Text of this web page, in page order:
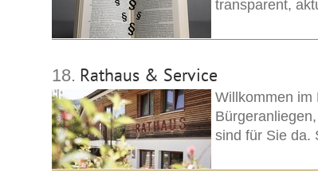
transparent,
18. Rathaus & Service
Willkommen im
sind für Sie da.